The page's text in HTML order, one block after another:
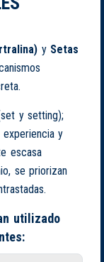
y Setas
y setting);
y
escasa
se priorizan
utilizado